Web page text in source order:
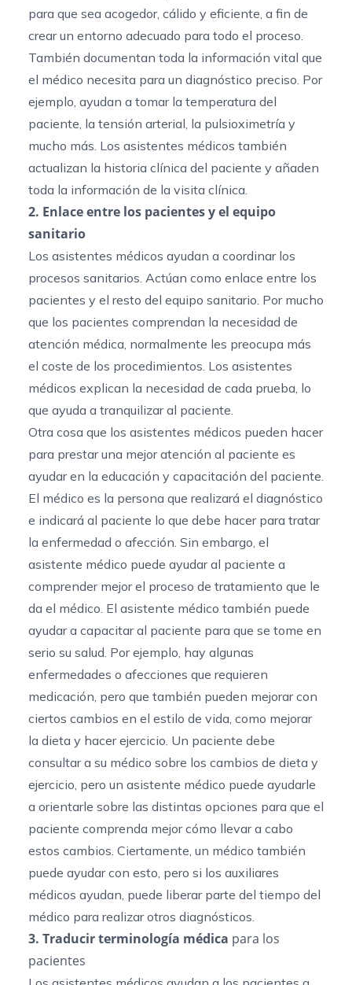
para que sea acogedor, cálido y eficiente, a fin de
crear un entorno adecuado para todo el proceso.
También documentan toda la información vital que
el médico necesita para un diagnóstico preciso. Por
ejemplo, ayudan a tomar la temperatura del
paciente, la tensión arterial, la pulsioximetría y
mucho más. Los asistentes médicos también
actualizan la historia clínica del paciente y añaden
toda la información de la visita clínica.
2. Enlace entre los pacientes y el equipo
sanitario
Los asistentes médicos ayudan a coordinar los
procesos sanitarios. Actúan como enlace entre los
pacientes y el resto del equipo sanitario. Por mucho
que los pacientes comprendan la necesidad de
atención médica, normalmente les preocupa más
el coste de los procedimientos. Los asistentes
médicos explican la necesidad de cada prueba, lo
que ayuda a tranquilizar al paciente.
Otra cosa que los asistentes médicos pueden hacer
para prestar una mejor atención al paciente es
ayudar en la educación y capacitación del paciente
El médico es la persona que realizará el diagnóstico
e indicará al paciente lo que debe hacer para tratar
la enfermedad o afección. Sin embargo, el
asistente médico puede ayudar al paciente a
comprender mejor el proceso de tratamiento que le
da el médico. El asistente médico también puede
ayudar a capacitar al paciente para que se tome en
serio su salud. Por ejemplo, hay algunas
enfermedades o afecciones que requieren
medicación, pero que también pueden mejorar con
ciertos cambios en el estilo de vida, como mejorar
la dieta y hacer ejercicio. Un paciente debe
consultar a su médico sobre los cambios de dieta y
ejercicio, pero un asistente médico puede ayudarle
a orientarle sobre las distintas opciones para que el
paciente comprenda mejor cómo llevar a cabo
estos cambios. Ciertamente, un médico también
puede ayudar con esto, pero si los auxiliares
médicos ayudan, puede liberar parte del tiempo del
médico para realizar otros diagnósticos.
3. Traducir terminología médica para los
pacientes